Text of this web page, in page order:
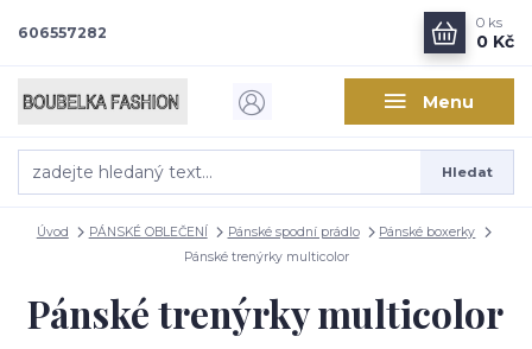
Menu
Hledat
606557282
0 ks
0 Kč
Úvod PÁNSKÉ OBLEČENÍ Pánské spodní prádlo
Pánské boxerky
Pánské trenýrky multicolor
Pánské trenýrky multicolor